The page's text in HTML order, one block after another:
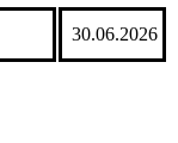
17.06.2026
04.08.2026